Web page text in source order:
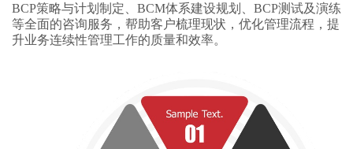
BCP策略与计划制定、BCM体系建设规划、BCP测试及演练
等全面的咨询服务，帮助客户梳理现状，优化管理流程，提
升业务连续性管理工作的质量和效率。